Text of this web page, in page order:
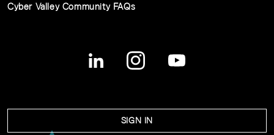
Cyber Valley Community FAQs
SIGN IN